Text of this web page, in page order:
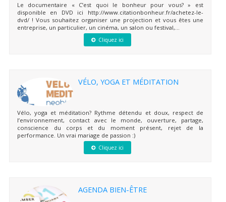
Le documentaire « C’est quoi le bonheur pour vous? » est
disponible en DVD ici http://www.citationbonheur.fr/achetez-le-
dvd/ ! Vous souhaitez organiser une projection et vous êtes une
entreprise, un particulier, un cinéma, un salon ou festival,...
Cliquez ici
VÉLO, YOGA ET MÉDITATION
Vélo, yoga et méditation? Rythme détendu et doux, respect de
l’environnement, contact avec le monde, ouverture, partage,
conscience du corps et du moment présent, rejet de la
performance. Un vrai mariage de passion :)
Cliquez ici
AGENDA BIEN-ÊTRE